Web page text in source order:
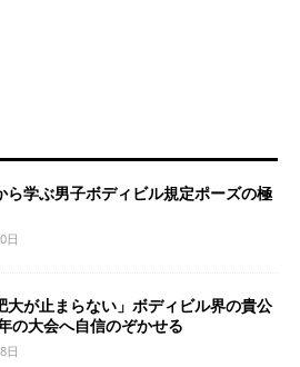
ら学ぶ男子ボディビル規定ポーズの極
日
大が止まらない」ボディビル界の貴公
の大会へ自信のぞかせる
日